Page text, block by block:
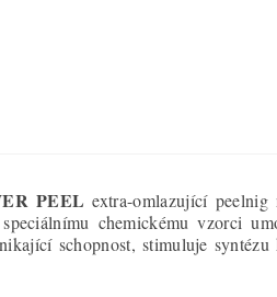
PEEL extra-omlazující
chemickému vzorci
schopnost, stimuluje